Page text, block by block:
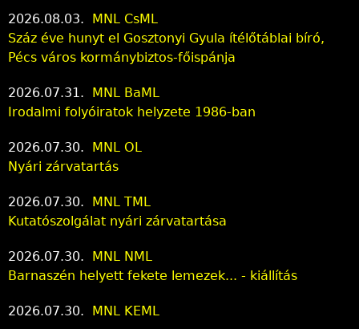
2026.08.03.
MNL CsML
Száz éve hunyt el Gosztonyi Gyula ítélőtáblai bíró,
Pécs város kormánybiztos-főispánja
2026.07.31.
MNL BaML
Irodalmi folyóiratok helyzete 1986-ban
2026.07.30.
MNL OL
Nyári zárvatartás
2026.07.30.
MNL TML
Kutatószolgálat nyári zárvatartása
2026.07.30.
MNL NML
Barnaszén helyett fekete lemezek... - kiállítás
2026.07.30. MNL KEML